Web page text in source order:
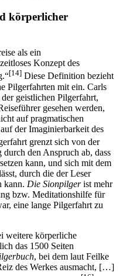
körperlicher
als ein
Konzept des
[14] Diese Definition bezieht
Pilgerfahrten mit ein. Carls
geistlichen Pilgerfahrt,
gesehen werden,
auf pragmatischen
der Imaginierbarkeit des
grenzt sich von der
den Anspruch ab, dass
kann, und sich mit dem
durch die der Leser
kann. Die Sionpilgerist mehr
bzw. Meditationshilfe für
eine lange Pilgerfahrt zu
weitere körperliche
das 1500 Seiten
, bei dem laut Feilke
des Werkes ausmacht, […]